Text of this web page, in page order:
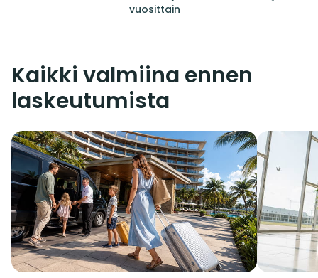
vuosittain
Kaikki valmiina ennen
laskeutumista